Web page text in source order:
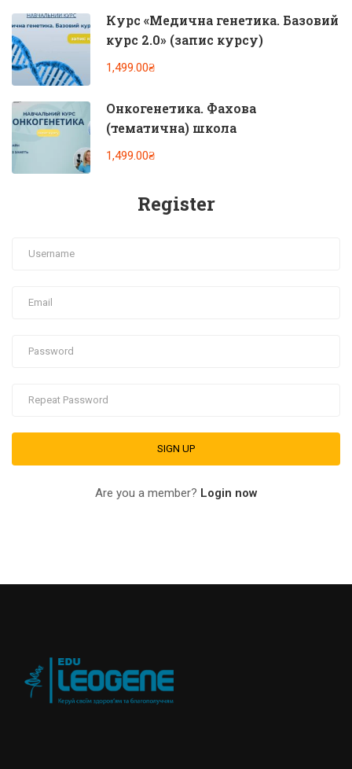
Курс «Медична генетика. Базовий
курс 2.0» (запис курсу)
1,499.00₴
Онкогенетика. Фахова
(тематична) школа
1,499.00₴
Register
Are you a member? Login now